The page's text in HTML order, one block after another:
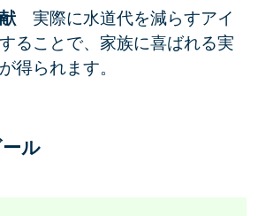
献 実際に水道代を減らすアイ
ることで、家族に喜ばれる実
得られます。
ル